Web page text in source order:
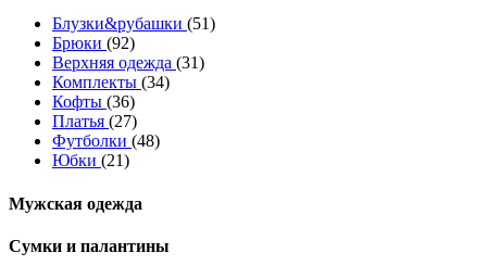
Блузки&рубашки (51)
Брюки (92)
Верхняя одежда (31)
Комплекты (34)
Кофты (36)
Платья (27)
Футболки (48)
Юбки (21)
Мужская одежда
Сумки и палантины